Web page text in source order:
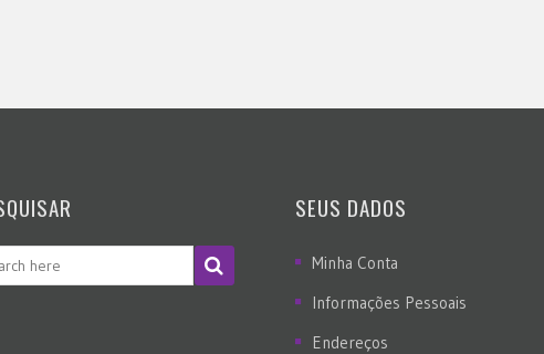
SEUS DADOS
Minha Conta
Informações Pessoais
Endereços